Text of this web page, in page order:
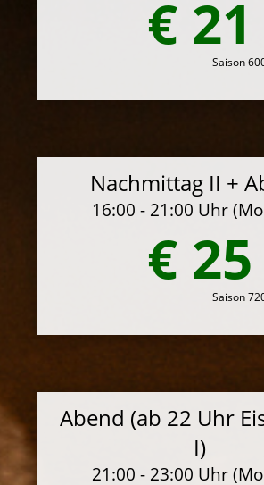
€ 21
Saison
Nachmittag II +
16:00 - 21:00 Uhr
€ 25
Saison
Abend (ab 22 Uhr
I)
21:00 - 23:00 Uhr